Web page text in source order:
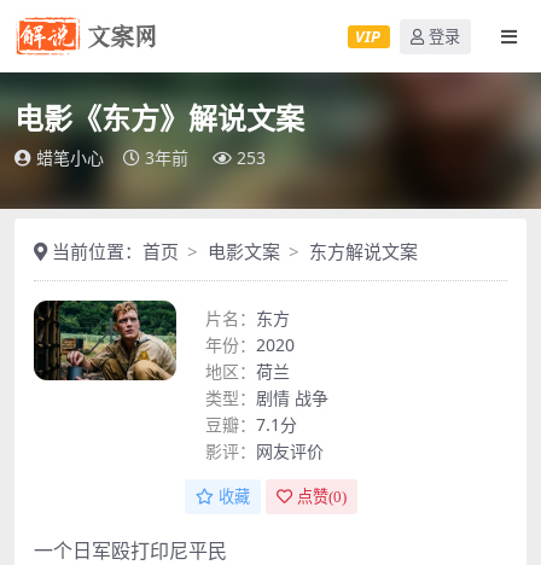
VIP 登录
电影《东方》解说文案
蜡笔小心 3年前 253
当前位置： 首页 电影文案 东方解说文案
片名： 东方
年份： 2020
地区： 荷兰
类型： 剧情 战争
豆瓣： 7.1分
影评： 网友评价
收藏 点赞(0)
一个日军殴打印尼平民